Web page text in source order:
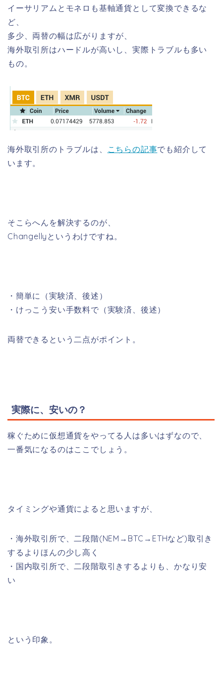
イーサリアムとモネロも基軸通貨として変換できるな
ど、
多少、両替の幅は広がりますが、
海外取引所はハードルが高いし、実際トラブルも多い
もの。
海外取引所のトラブルは、 こちらの記事でも紹介して
います。
そこらへんを解決するのが、
Changellyというわけですね。
・簡単に（実験済、後述）
・けっこう安い手数料で（実験済、後述）
両替できるという二点がポイント。
実際に、安いの？
稼ぐために仮想通貨をやってる人は多いはずなので、
一番気になるのはここでしょう。
タイミングや通貨によると思いますが、
・海外取引所で、二段階(NEM→BTC→ETHなど)取引き
するよりほんの少し高く
・国内取引所で、二段階取引きするよりも、かなり安
い
という印象。